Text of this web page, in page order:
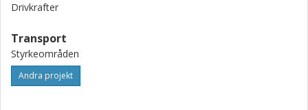
Drivkrafter
Transport
Styrkeområden
Andra projekt